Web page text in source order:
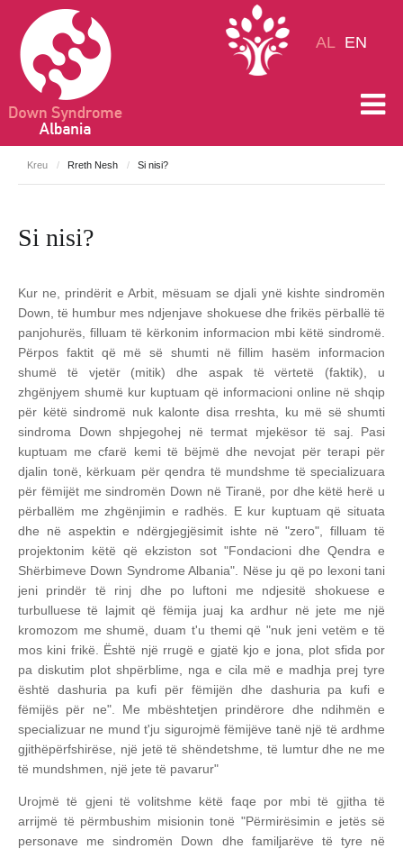
Kreu / Rreth Nesh / Si nisi?
Si nisi?
Kur ne, prindërit e Arbit, mësuam se djali ynë kishte sindromën
Down, të humbur mes ndjenjave shokuese dhe frikës përballë të
panjohurës, filluam të kërkonim informacion mbi këtë sindromë.
Përpos faktit që më së shumti në fillim hasëm informacion
shumë të vjetër (mitik) dhe aspak të vërtetë (faktik), u
zhgënjyem shumë kur kuptuam që informacioni online në shqip
për këtë sindromë nuk kalonte disa rreshta, ku më së shumti
sindroma Down shpjegohej në termat mjekësor të saj. Pasi
kuptuam me cfarë kemi të bëjmë dhe nevojat për terapi për
djalin tonë, kërkuam për qendra të mundshme të specializuara
për fëmijët me sindromën Down në Tiranë, por dhe këtë herë u
përballëm me zhgënjimin e radhës. E kur kuptuam që situata
dhe në aspektin e ndërgjegjësimit ishte në "zero", filluam të
projektonim këtë që ekziston sot "Fondacioni dhe Qendra e
Shërbimeve Down Syndrome Albania". Nëse ju që po lexoni tani
jeni prindër të rinj dhe po luftoni me ndjesitë shokuese e
turbulluese të lajmit që fëmija juaj ka ardhur në jete me një
kromozom me shumë, duam t'u themi që "nuk jeni vetëm e të
mos kini frikë. Është një rrugë e gjatë kjo e jona, plot sfida por
pa diskutim plot shpërblime, nga e cila më e madhja prej tyre
është dashuria pa kufi për fëmijën dhe dashuria pa kufi e
fëmijës për ne". Me mbështetjen prindërore dhe ndihmën e
specializuar ne mund t'ju sigurojmë fëmijëve tanë një të ardhme
gjithëpërfshirëse, një jetë të shëndetshme, të lumtur dhe ne me
të mundshmen, një jete të pavarur"
Urojmë të gjeni të volitshme këtë faqe por mbi të gjitha të
arrijmë të përmbushim misionin tonë "Përmirësimin e jetës së
personave me sindromën Down dhe familjarëve të tyre në
AL EN